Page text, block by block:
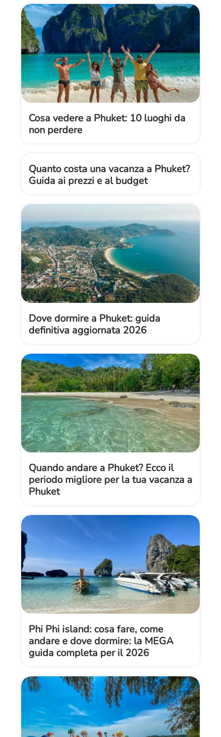
Cosa vedere a Phuket: 10 luoghi da
non perdere
Quanto costa una vacanza a Phuket?
Guida ai prezzi e al budget
Dove dormire a Phuket: guida
definitiva aggiornata 2026
Quando andare a Phuket? Ecco il
periodo migliore per la tua vacanza a
Phuket
Phi Phi island: cosa fare, come
andare e dove dormire: la MEGA
guida completa per il 2026